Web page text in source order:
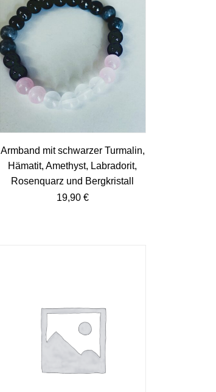
Armband mit schwarzer Turmalin,
Hämatit, Amethyst, Labradorit,
Rosenquarz und Bergkristall
19,90 €